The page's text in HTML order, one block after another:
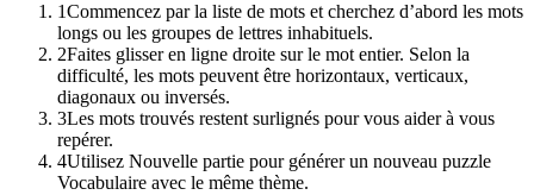
1Commencez par la liste de mots et cherchez d’abord les mots
longs ou les groupes de lettres inhabituels.
2Faites glisser en ligne droite sur le mot entier. Selon la
difficulté, les mots peuvent être horizontaux, verticaux,
diagonaux ou inversés.
3Les mots trouvés restent surlignés pour vous aider à vous
repérer.
4Utilisez Nouvelle partie pour générer un nouveau puzzle
Vocabulaire avec le même thème.